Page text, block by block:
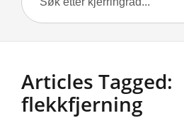
Articles Tagged:
flekkfjerning